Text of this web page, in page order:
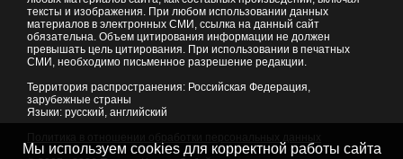
тексты и изображения. При любом использовании данных
материалов в электронных СМИ, ссылка на данный сайт
обязательна. Объем цитирования информации не должен
превышать цель цитирования. При использовании в печатных
СМИ, необходимо письменное разрешение редакции.
Территория распространения: Российская Федерация,
зарубежные страны
Языки: русский, английский
Мы используем cookies для корректной работы сайта